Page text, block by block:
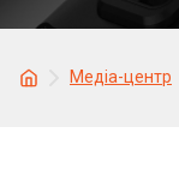
Медіа-центр